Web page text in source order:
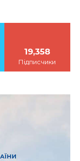
19,358
Підписчики